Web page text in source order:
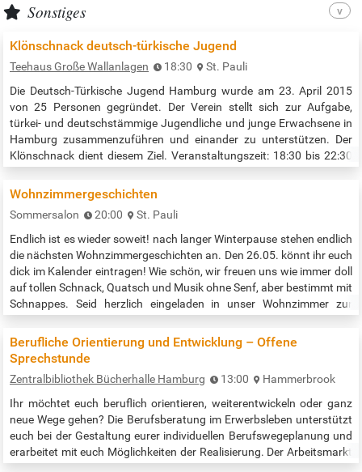
Sonstiges
Klönschnack deutsch-türkische Jugend
Teehaus Große Wallanlagen 18:30
St. Pauli
Die Deutsch-Türkische Jugend Hamburg wurde am 23. April 2015
von 25 Personen gegründet. Der Verein stellt sich zur Aufgabe,
türkei- und deutschstämmige Jugendliche und junge Erwachsene in
Hamburg zusammenzuführen und einander zu unterstützen. Der
Klönschnack dient diesem Ziel. Veranstaltungszeit: 18:30 bis 22:30
Wohnzimmergeschichten
Sommersalon 20:00
St. Pauli
Endlich ist es wieder soweit! nach langer Winterpause stehen endlich
die nächsten Wohnzimmergeschichten an. Den 26.05. könnt ihr euch
dick im Kalender eintragen! Wie schön, wir freuen uns wie immer doll
auf tollen Schnack, Quatsch und Musik ohne Senf, aber bestimmt mit
Schnappes. Seid herzlich eingeladen in unser Wohnzimmer zur
Kleiderfee und Kapitän Planlos möchten die Guten mit den Guten…
Berufliche Orientierung und Entwicklung – Offene
Sprechstunde
Zentralbibliothek Bücherhalle Hamburg 13:00
Hammerbrook
Ihr möchtet euch beruflich orientieren, weiterentwickeln oder ganz
neue Wege gehen? Die Berufsberatung im Erwerbsleben unterstützt
euch bei der Gestaltung eurer individuellen Berufswegeplanung und
erarbeitet mit euch Möglichkeiten der Realisierung. Der Arbeitsmarkt